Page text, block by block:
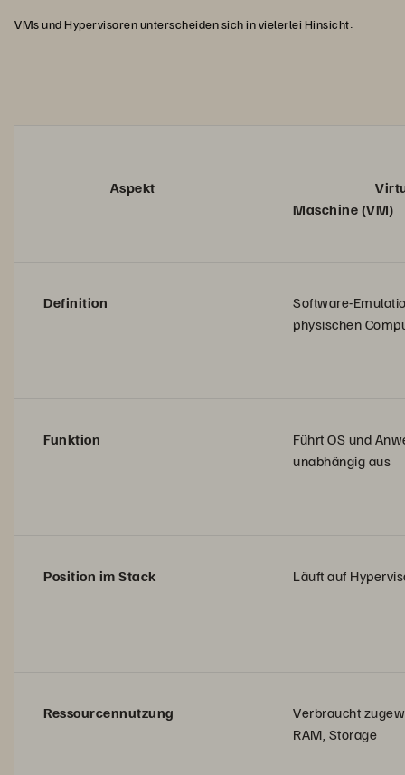
VMs und Hypervisoren unterscheiden sich in vielerlei Hinsicht:
Aspekt
Maschine (VM)
Definition
Software-
physischen
Funktion
Führt OS und
unabhängig aus
Position im Stack Läuft auf
Ressourcennutzung
Verbraucht
RAM, Storage